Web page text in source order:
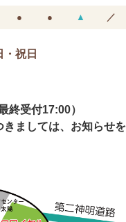
● ● ▲ ／
祝日
終受付17:00）
ましては、 お知らせを